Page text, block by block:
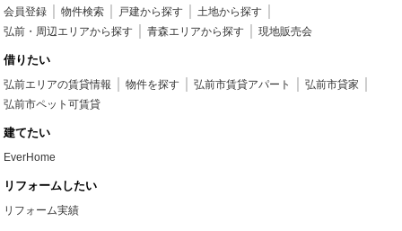
会員登録 物件検索 戸建から探す
土地から探す
弘前・周辺エリアから探す
青森エリアから探す 現地販売会
借りたい
弘前エリアの賃貸情報 物件を探す 弘前市賃貸アパート
弘前市貸家
弘前市ペット可賃貸
建てたい
EverHome
リフォームしたい
リフォーム実績